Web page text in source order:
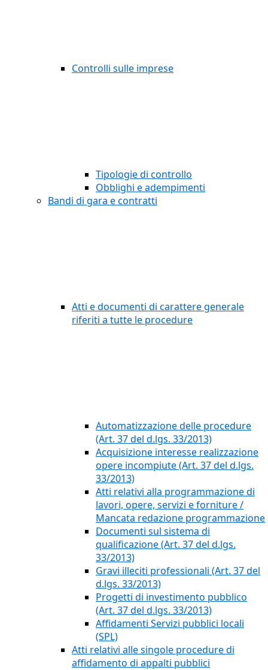
Controlli sulle imprese
Tipologie di controllo
Obblighi e adempimenti
Bandi di gara e contratti
Atti e documenti di carattere generale
riferiti a tutte le procedure
Automatizzazione delle procedure
(Art. 37 del d.lgs. 33/2013)
Acquisizione interesse realizzazione
opere incompiute (Art. 37 del d.lgs.
33/2013)
Atti relativi alla programmazione di
lavori, opere, servizi e forniture /
Mancata redazione programmazione
Documenti sul sistema di
qualificazione (Art. 37 del d.lgs.
33/2013)
Gravi illeciti professionali (Art. 37 del
d.lgs. 33/2013)
Progetti di investimento pubblico
(Art. 37 del d.lgs. 33/2013)
Affidamenti Servizi pubblici locali
(SPL)
Atti relativi alle singole procedure di
affidamento di appalti pubblici